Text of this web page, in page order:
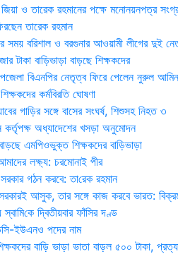
ও তারেক রহমানের পক্ষে মনোনয়নপত্র
তারেক রহমান
সময় ব‌রিশাল ও বরগুনার আওয়ামী লীগের দুই
টাকা বাড়িভাড়া বাড়ছে শিক্ষকদের
বিএনপির নেতৃত্ব ফিরে পেলেন নুরুল
কর্মবিরতি ঘোষণা
গাড়ির সঙ্গে বাসের সংঘর্ষ, শিশুসহ নিহত ৩
কর্তৃপক্ষ অধ্যাদেশের খসড়া অনুমোদন
এমপিওভুক্ত শিক্ষকদের বাড়িভাড়া
লক্ষ্য: চরমোনাই পীর
গঠন করবে: তা‌রেক রহমান
আসুক, তার সঙ্গে কাজ করবে ভারত:
দ্বিতীয়বার ফাঁসির দণ্ড
ইউএনও পদের নাম
বাড়ি ভাড়া ভাতা বাড়ল ৫০০ টাকা,